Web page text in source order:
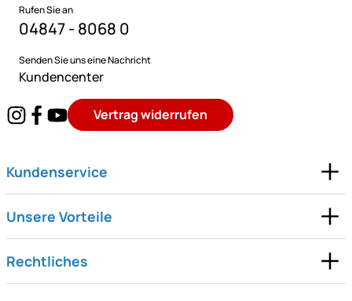
Rufen Sie an
04847 - 8068 0
Senden Sie uns eine Nachricht
Kundencenter
Vertrag widerrufen
Kundenservice
Unsere Vorteile
Rechtliches